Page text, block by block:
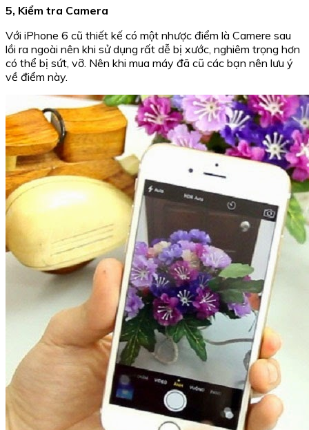
5, Kiểm tra Camera
Với iPhone 6 cũ thiết kế có một nhược điểm là Camere sau
lồi ra ngoài nên khi sử dụng rất dễ bị xước, nghiêm trọng hơn
có thể bị sứt, vỡ. Nên khi mua máy đã cũ các bạn nên lưu ý
về điểm này.